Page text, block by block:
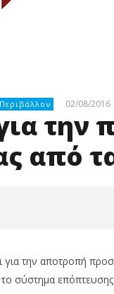
Περιβάλλον 02/08/2016
την
από
για την αποτροπή
το σύστημα